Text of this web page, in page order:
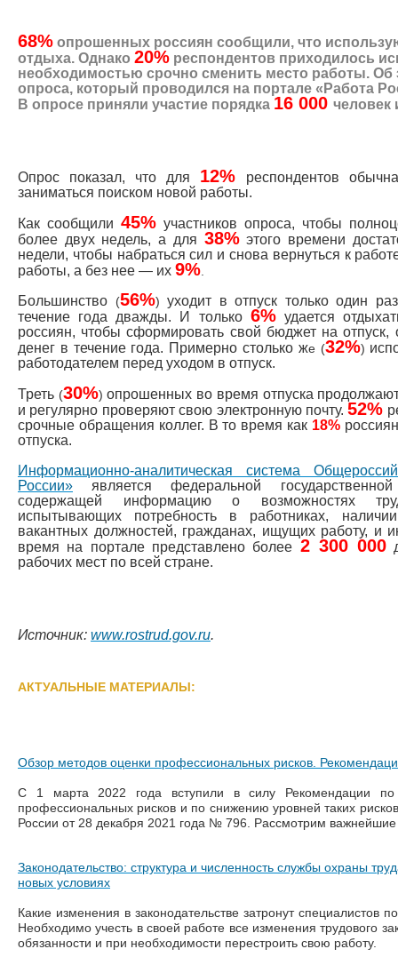
68% опрошенных россиян сообщили, что
отдыха. Однако 20% респондентов приходилось
необходимостью срочно сменить место работы. Об
опроса, который проводился на портале «Работа
В опросе приняли участие порядка 16 000 человек
Опрос показал, что для 12%
респондентов
заниматься поиском новой работы.
Как сообщили 45% участников опроса, чтобы
более двух недель, а для 38% этого времени
недели, чтобы набраться сил и снова вернуться к
работы, а без нее — их 9%.
Большинство (56%)уходит в отпуск только один
течение года дважды. И только 6% удается
россиян, чтобы сформировать свой бюджет на
денег в течение года. Примерно столько же (32%)
работодателем перед уходом в отпуск.
Треть (30%)опрошенных во время отпуска
и регулярно проверяют свою электронную почту.52%
срочные обращения коллег. В то время как 18%
отпуска.
Информационно-аналитическая система
России» является федеральной
содержащей информацию о возможностях
испытывающих потребность в работниках,
вакантных должностей, гражданах, ищущих работу,
время на портале представлено более 2 300 000
рабочих мест по всей стране.
Источник: www.rostrud.gov.ru.
АКТУАЛЬНЫЕ МАТЕРИАЛЫ:
Обзор методов оценки профессиональных рисков.
С 1 марта 2022 года вступили в силу Рекомендации по
профессиональных рисков и по снижению уровней таких
России от 28 декабря 2021 года № 796. Рассмотрим
Законодательство: структура и численность службы охраны
новых условиях
Какие изменения в законодательстве затронут специалистов
Необходимо учесть в своей работе все изменения трудового
обязанности и при необходимости перестроить свою работу.